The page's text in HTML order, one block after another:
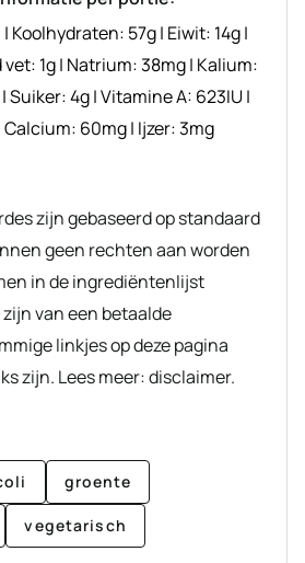
| Koolhydraten: 57g| Eiwit: 14g|
vet: 1g| Natrium:38mg| Kalium:
|Suiker:4g|Vitamine A: 623IU|
Calcium: 60mg| Ijzer:3mg
geen rechten aan worden
in de ingrediëntenlijst
van een betaalde
linkjes op deze pagina
zijn. Lees meer: disclaimer.
groente
vegetarisch